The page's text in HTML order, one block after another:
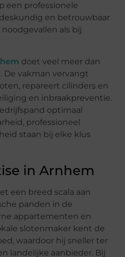
een professionele
en betrouwbaar
als bij
doet veel meer dan
De vakman vervangt
repareert cilinders en
en inbraakpreventie.
optimaal
professioneel
staan bij elke klus
in Arnhem
een breed scala aan
panden in de
appartementen en
slotenmaker kent de
waardoor hij sneller ter
landelijke aanbieder. Bij